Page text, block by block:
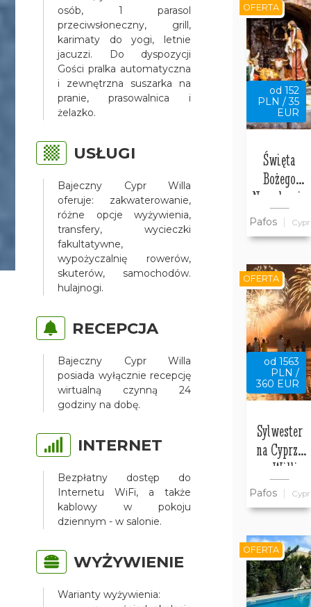
osób, 1 parasol
przeciwsłoneczny, grill,
karimaty do yogi, letnie
jacuzzi. Do dyspozycji
Gości pralka automatyczna
i zewnętrzna suszarka na
pranie, prasowalnica i
żelazko.
USŁUGI
Bajeczny Cypr Willa
oferuje: zakwaterowanie,
różne opcje wyżywienia,
transfery, wycieczki
fakultatywne,
wypożyczalnię rowerów,
skuterów, samochodów.
hulajnogi.
RECEPCJA
Bajeczny Cypr Willa
posiada wyłącznie recepcję
wirtualną czynną 24
godziny na dobę.
INTERNET
Bezpłatny dostęp do
Internetu WiFi, a także
kablowy w pokoju
dziennym - w salonie.
WYŻYWIENIE
Warianty wyżywienia:
od 152
PLN / 35
EUR
Święta
Bożego
Narodzenia
w willi
Bajeczny
Pafos
Pafos Cypr
OFERTA
od 1563
PLN /
360 EUR
Sylwester
na Cyprze
w Willi
Bajeczny
Cypr
Pafos Cypr
OFERTA
OFERTA